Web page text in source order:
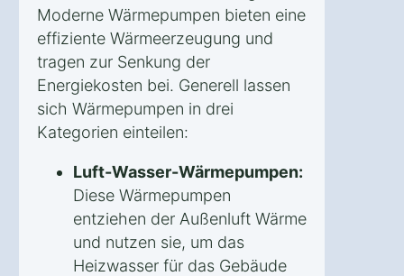
Moderne Wärmepumpen bieten eine
effiziente Wärmeerzeugung und
tragen zur Senkung der
Energiekosten bei. Generell lassen
sich Wärmepumpen in drei
Kategorien einteilen:
Luft-Wasser-Wärmepumpen:
Diese Wärmepumpen
entziehen der Außenluft Wärme
und nutzen sie, um das
Heizwasser für das Gebäude